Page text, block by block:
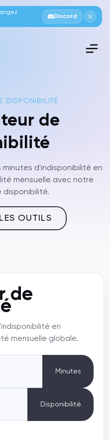
Discord
DISPONIBILITÉ
de
d'indisponibilité en
mensuelle avec notre
disponibilité.
OUTILS
de
en
mensuelle globale.
Minutes
Disponibilité